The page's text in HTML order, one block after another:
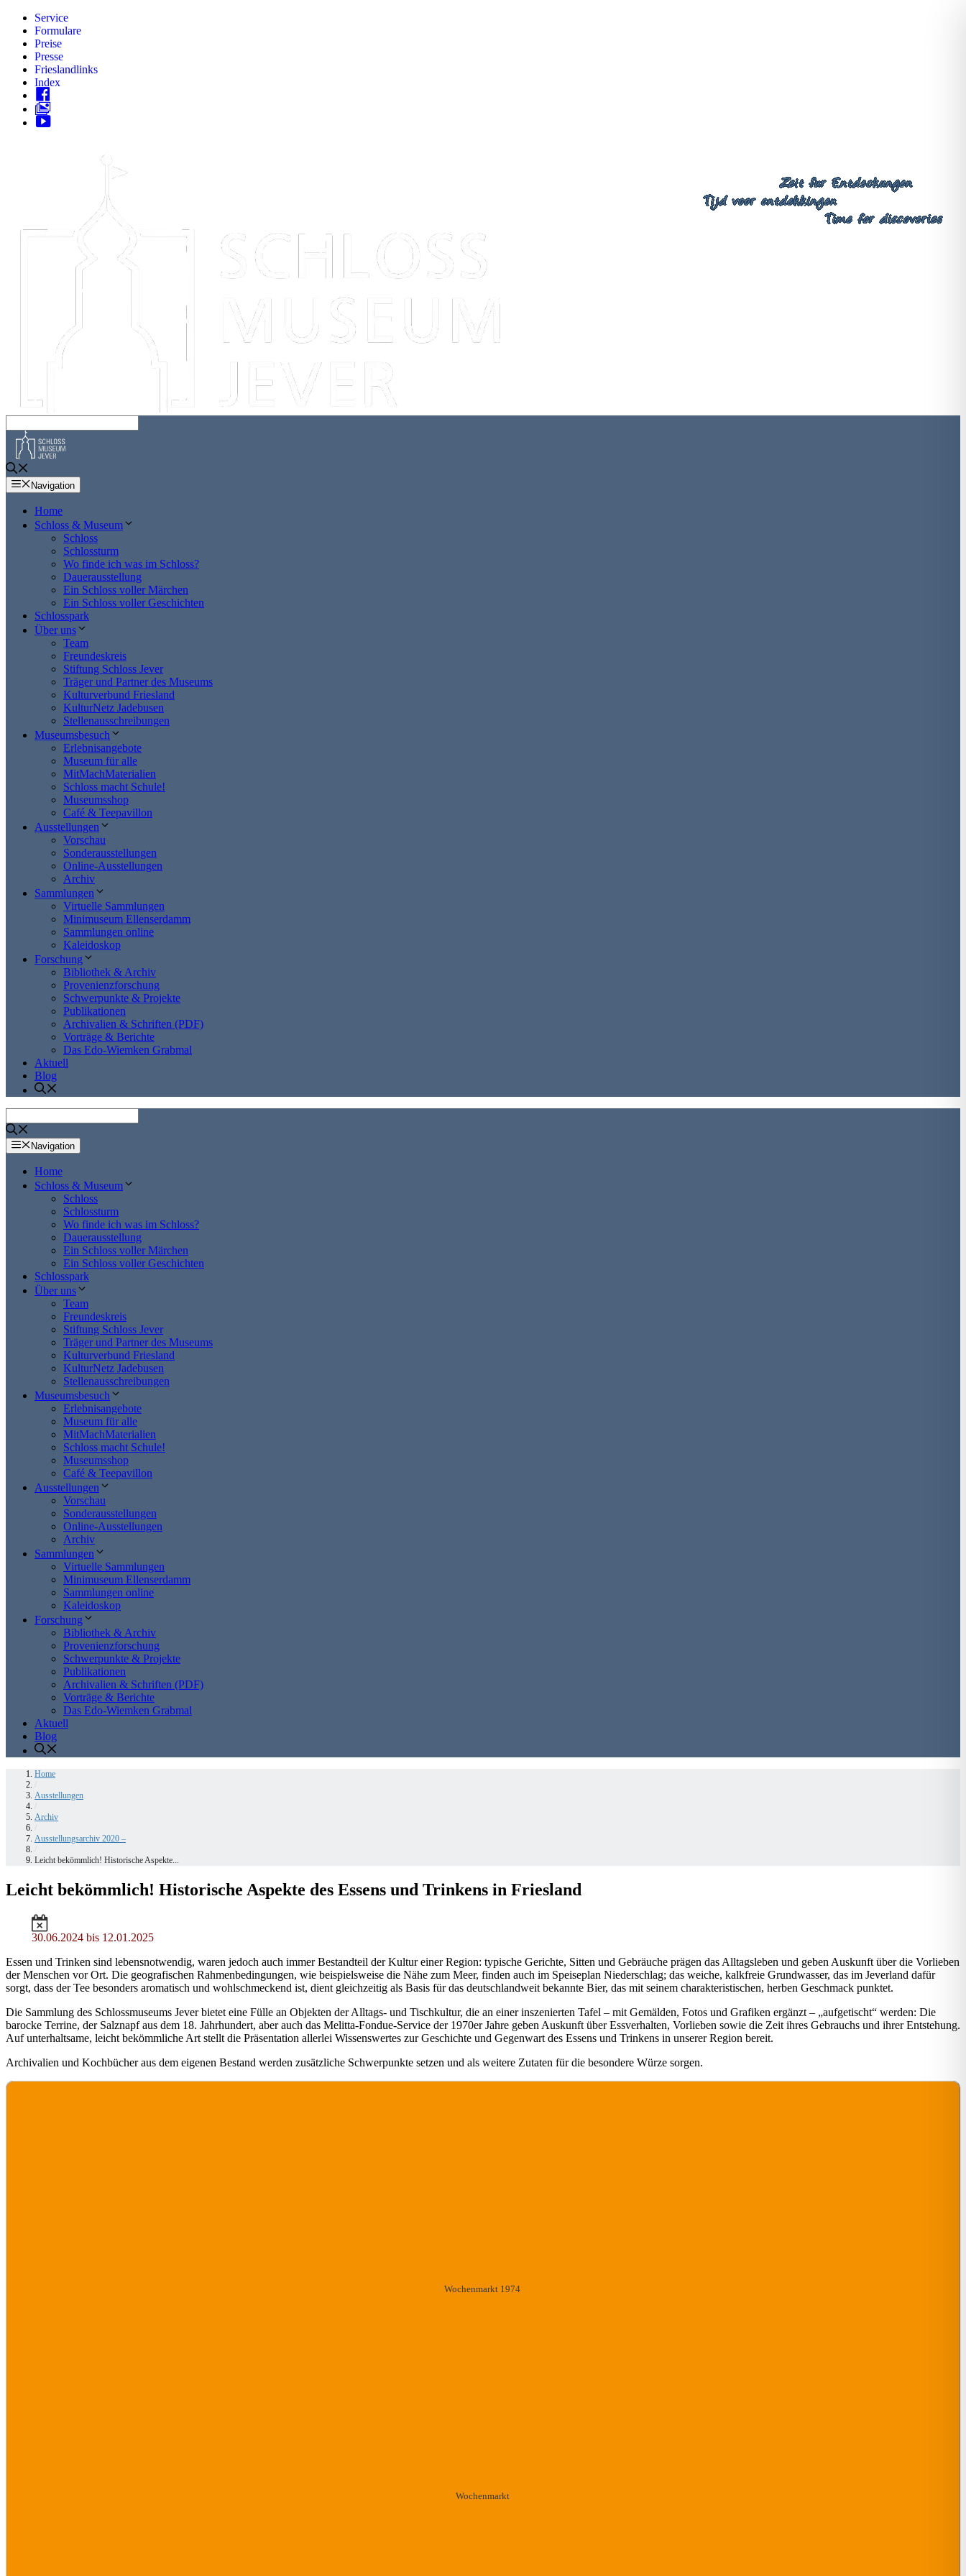
Zum
Inhalt
springen
Service
Formulare
Preise
Presse
Frieslandlinks
Index
Navigation
Home
Schloss & Museum
Schloss
Schlossturm
Wo finde ich was im Schloss?
Dauerausstellung
Ein Schloss voller Märchen
Ein Schloss voller Geschichten
Schlosspark
Über uns
Team
Freundeskreis
Stiftung Schloss Jever
Träger und Partner des Museums
Kulturverbund Friesland
KulturNetz Jadebusen
Stellenausschreibungen
Museumsbesuch
Erlebnisangebote
Museum für alle
MitMachMaterialien
Schloss macht Schule!
Museumsshop
Café & Teepavillon
Ausstellungen
Vorschau
Sonderausstellungen
Online-Ausstellungen
Archiv
Sammlungen
Virtuelle Sammlungen
Minimuseum Ellenserdamm
Sammlungen online
Kaleidoskop
Forschung
Bibliothek & Archiv
Provenienzforschung
Schwerpunkte & Projekte
Publikationen
Archivalien & Schriften (PDF)
Vorträge & Berichte
Das Edo-Wiemken Grabmal
Aktuell
Blog
Navigation
Home
Schloss & Museum
Schloss
Schlossturm
Wo finde ich was im Schloss?
Dauerausstellung
Ein Schloss voller Märchen
Ein Schloss voller Geschichten
Schlosspark
Über uns
Team
Freundeskreis
Stiftung Schloss Jever
Träger und Partner des Museums
Kulturverbund Friesland
KulturNetz Jadebusen
Stellenausschreibungen
Museumsbesuch
Erlebnisangebote
Museum für alle
MitMachMaterialien
Schloss macht Schule!
Museumsshop
Café & Teepavillon
Ausstellungen
Vorschau
Sonderausstellungen
Online-Ausstellungen
Archiv
Sammlungen
Virtuelle Sammlungen
Minimuseum Ellenserdamm
Sammlungen online
Kaleidoskop
Forschung
Bibliothek & Archiv
Provenienzforschung
Schwerpunkte & Projekte
Publikationen
Archivalien & Schriften (PDF)
Vorträge & Berichte
Das Edo-Wiemken Grabmal
Aktuell
Blog
Home
Ausstellungen
Archiv
Ausstellungsarchiv 2020 –
Leicht bekömmlich! Historische Aspekte...
Leicht bekömmlich! Historische Aspekte des Essens und Trinkens in Friesland
30.06.2024 bis 12.01.2025
Essen und Trinken sind lebensnotwendig, waren jedoch auch immer Bestandteil der Kultur einer Region: typische Gerichte, Sitten und Gebräuche prägen das Alltagsleben und geben Auskunft über die Vorlieben
der Menschen vor Ort. Die geografischen Rahmenbedingungen, wie beispielsweise die Nähe zum Meer, finden auch im Speiseplan Niederschlag; das weiche, kalkfreie Grundwasser, das im Jeverland dafür
sorgt, dass der Tee besonders aromatisch und wohlschmeckend ist, dient gleichzeitig als Basis für das deutschlandweit bekannte Bier, das mit seinem charakteristischen, herben Geschmack punktet.
Die Sammlung des Schlossmuseums Jever bietet eine Fülle an Objekten der Alltags- und Tischkultur, die an einer inszenierten Tafel – mit Gemälden, Fotos und Grafiken ergänzt – „aufgetischt“ werden: Die
barocke Terrine, der Salznapf aus dem 18. Jahrhundert, aber auch das Melitta-Fondue-Service der 1970er Jahre geben Auskunft über Essverhalten, Vorlieben sowie die Zeit ihres Gebrauchs und ihrer Entstehung.
Auf unterhaltsame, leicht bekömmliche Art stellt die Präsentation allerlei Wissenswertes zur Geschichte und Gegenwart des Essens und Trinkens in unserer Region bereit.
Archivalien und Kochbücher aus dem eigenen Bestand werden zusätzliche Schwerpunkte setzen und als weitere Zutaten für die besondere Würze sorgen.
Wochenmarkt 1974
Wochenmarkt